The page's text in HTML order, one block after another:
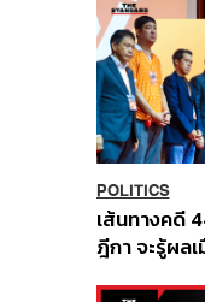
POLITICS
เส้นทางคดี
ฎีกา จะรู้ผลเ